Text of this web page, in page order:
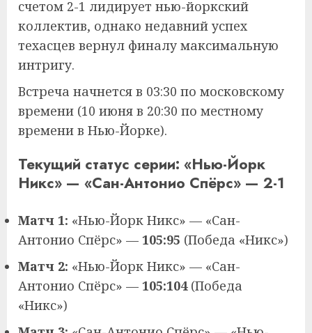
счетом 2-1 лидирует нью-йоркский
коллектив, однако недавний успех
техасцев вернул финалу максимальную
интригу.
Встреча начнется в 03:30 по московскому
времени (10 июня в 20:30 по местному
времени в Нью-Йорке).
Текущий статус серии: «Нью-Йорк
Никс» — «Сан-Антонио Спёрс» — 2-1
Матч 1: «Нью-Йорк Никс» — «Сан-
Антонио Спёрс» — 105:95 (Победа «Никс»)
Матч 2: «Нью-Йорк Никс» — «Сан-
Антонио Спёрс» — 105:104(Победа
«Никс»)